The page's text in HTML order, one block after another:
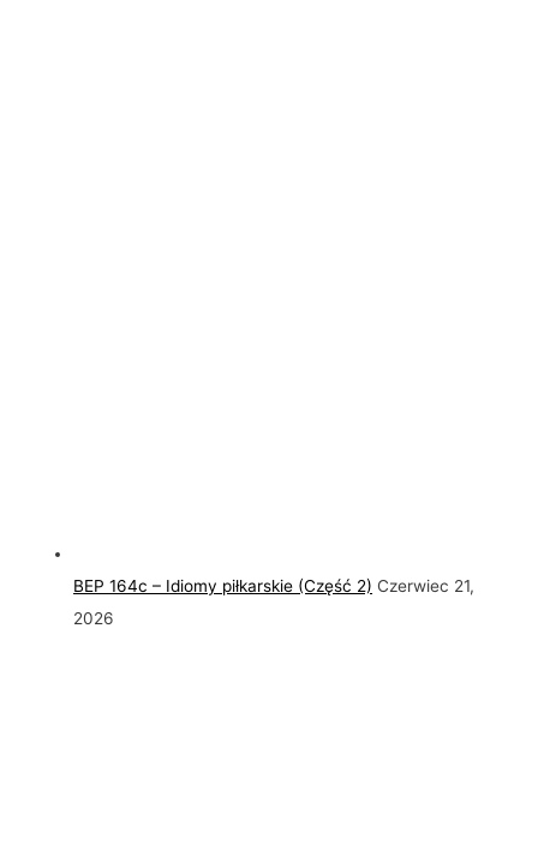
BEP 164c – Idiomy piłkarskie (Część 2) Czerwiec 21,
2026